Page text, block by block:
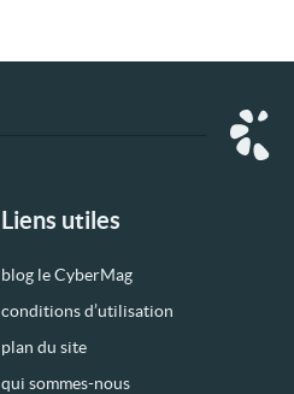
Liens utiles
blog le CyberMag
conditions d’utilisation
plan du site
qui sommes-nous